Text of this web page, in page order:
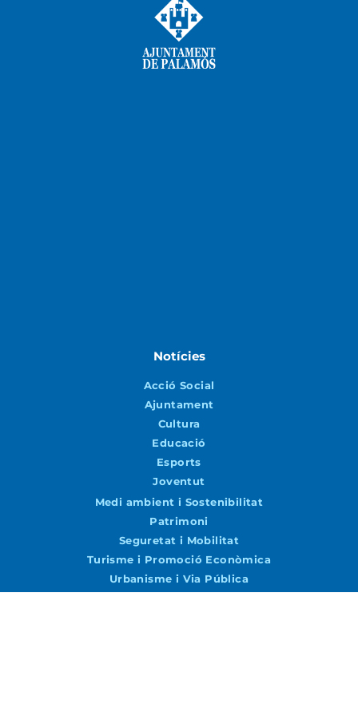
Notícies
Acció Social
Ajuntament
Cultura
Educació
Esports
Joventut
Medi ambient i Sostenibilitat
Patrimoni
Seguretat i Mobilitat
Turisme i Promoció Econòmica
Urbanisme i Via Pública